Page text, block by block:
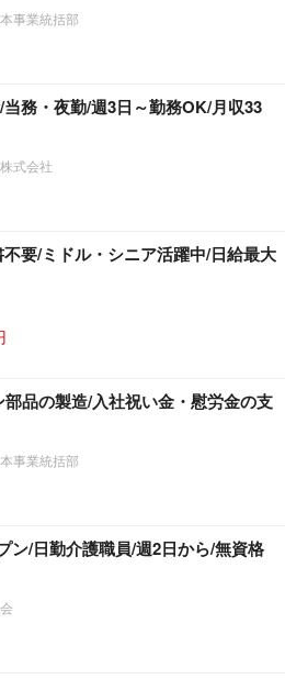
事業統括部
務・夜勤/週3日～勤務OK/月収33
式会社
要/ミドル・シニア活躍中/日給最大
品の製造/入社祝い金・慰労金の支
事業統括部
ン/日勤介護職員/週2日から/無資格